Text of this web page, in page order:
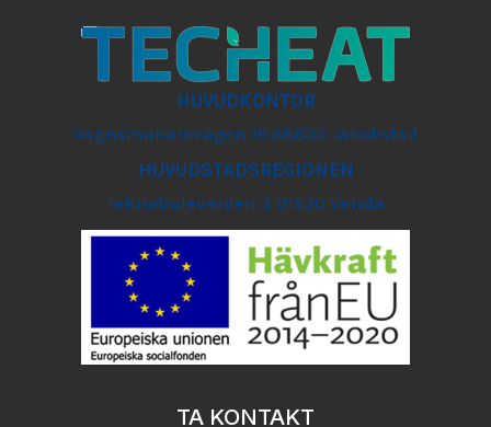
HUVUDKONTOR
Vagnsmakarevägen 19 68600 Jakobstad
HUVUDSTADSREGIONEN
Teknobulevarden 3 01530 Vanda
TA KONTAKT